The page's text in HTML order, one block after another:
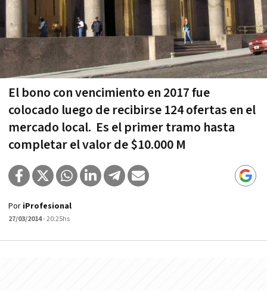
El bono con vencimiento en 2017 fue
colocado luego de recibirse 124 ofertas en el
mercado local. Es el primer tramo hasta
completar el valor de $10.000 M
Por iProfesional
27/03/2014- 20:25hs